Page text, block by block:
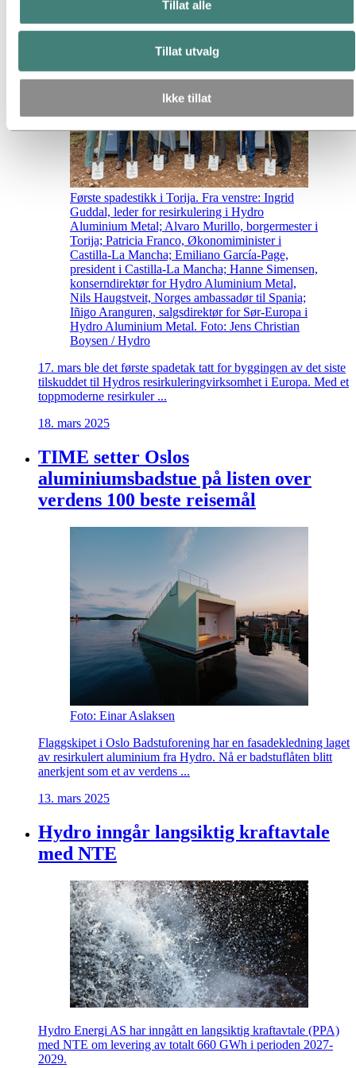
Tillat alle
Tillat utvalg
Ikke tillat
Første spadestikk i Torija. Fra venstre: Ingrid
Guddal, leder for resirkulering i Hydro
Aluminium Metal; Alvaro Murillo, borgermester i
Torija; Patricia Franco, Økonomiminister i
Castilla-La Mancha; Emiliano García-Page,
president i Castilla-La Mancha; Hanne Simensen,
konserndirektør for Hydro Aluminium Metal,
Nils Haugstveit, Norges ambassadør til Spania;
Iñigo Aranguren, salgsdirektør for Sør-Europa i
Hydro Aluminium Metal. Foto: Jens Christian
Boysen / Hydro
17. mars ble det første spadetak tatt for byggingen av det siste
tilskuddet til Hydros resirkuleringvirksomhet i Europa. Med et
toppmoderne resirkuler ...
18. mars 2025
TIME setter Oslos
aluminiumsbadstue på listen over
verdens 100 beste reisemål
Foto: Einar Aslaksen
Flaggskipet i Oslo Badstuforening har en fasadekledning laget
av resirkulert aluminium fra Hydro. Nå er badstuflåten blitt
anerkjent som et av verdens ...
13. mars 2025
Hydro inngår langsiktig kraftavtale
med NTE
Hydro Energi AS har inngått en langsiktig kraftavtale (PPA)
med NTE om levering av totalt 660 GWh i perioden 2027-
2029.